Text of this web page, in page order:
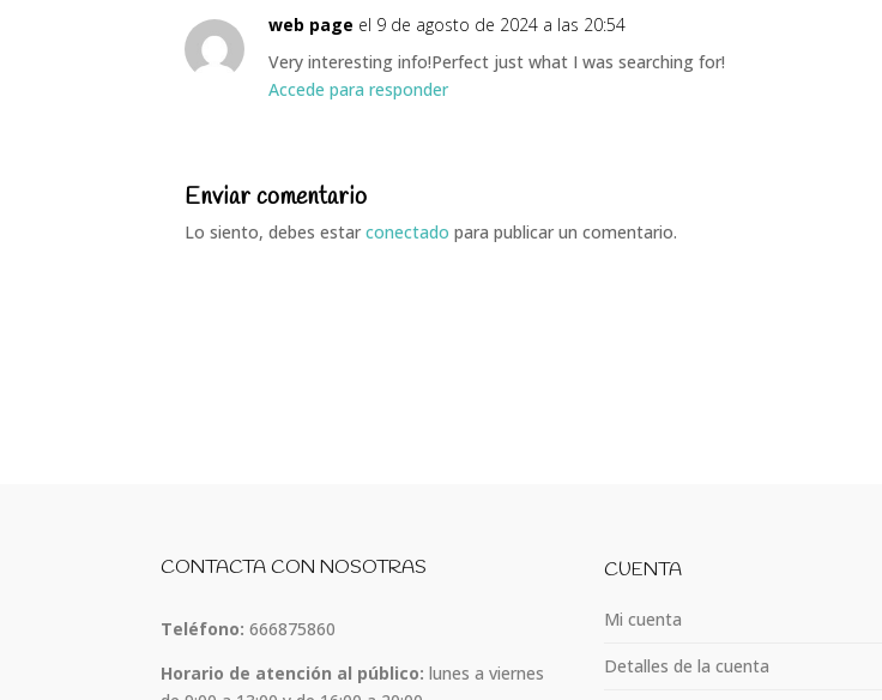
web page el 9 de agosto de 2024 a las 20:54
Very interesting info!Perfect just what I was searching for!
Accede para responder
Enviar comentario
Lo siento, debes estarconectado para publicar un comentario.
CONTACTA CON NOSOTRAS
Teléfono: 666875860
Horario de atención al público: lunes a viernes
CUENTA
Mi cuenta
Detalles de la cuenta